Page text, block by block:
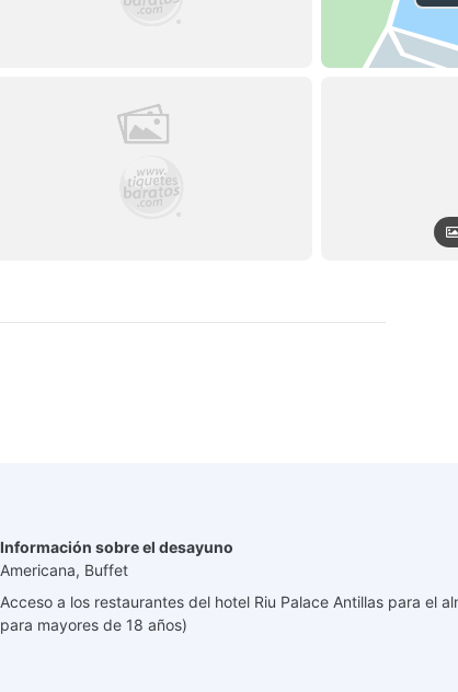
Información sobre el desayuno
Americana, Buffet
Acceso a los restaurantes del hotel Riu Palace Antillas para el
para mayores de 18 años)